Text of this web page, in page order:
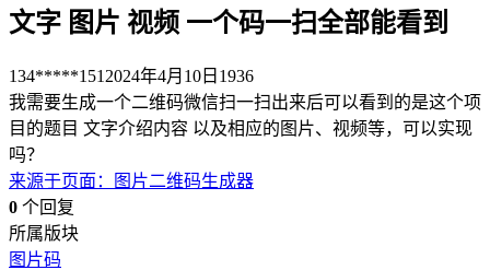
文字 图片 视频 一个码一扫全部能看到
134*****151 2024年4月10日 1936
我需要生成一个二维码微信扫一扫出来后可以看到的是这个项
目的题目 文字介绍内容 以及相应的图片、视频等，可以实现
吗？
来源于页面 ：
图片二维码生成器
0 个回复
所属版块
图片码